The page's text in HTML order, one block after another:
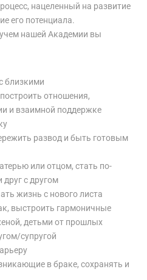
нацеленный на развитие
его потенциала.
нашей Академии вы
близкими
отношения,
и взаимной поддержке
развод и быть готовым
или отцом, стать по-
с другом
жизнь с нового листа
выстроить гармоничные
детьми от прошлых
супругой
в браке, сохранять и